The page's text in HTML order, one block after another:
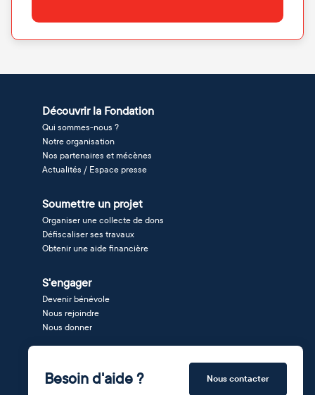
Découvrir la Fondation
Qui sommes-nous ?
Notre organisation
Nos partenaires et mécènes
Actualités / Espace presse
Soumettre un projet
Organiser une collecte de dons
Défiscaliser ses travaux
Obtenir une aide financière
S'engager
Devenir bénévole
Nous rejoindre
Nous donner
Besoin d'aide ? Nous contacter